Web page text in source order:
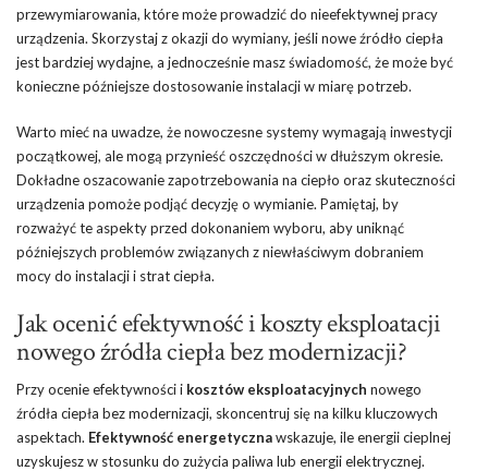
przewymiarowania, które może prowadzić do nieefektywnej pracy
urządzenia. Skorzystaj z okazji do wymiany, jeśli nowe źródło ciepła
jest bardziej wydajne, a jednocześnie masz świadomość, że może być
konieczne późniejsze dostosowanie instalacji w miarę potrzeb.
Warto mieć na uwadze, że nowoczesne systemy wymagają inwestycji
początkowej, ale mogą przynieść oszczędności w dłuższym okresie.
Dokładne oszacowanie zapotrzebowania na ciepło oraz skuteczności
urządzenia pomoże podjąć decyzję o wymianie. Pamiętaj, by
rozważyć te aspekty przed dokonaniem wyboru, aby uniknąć
późniejszych problemów związanych z niewłaściwym dobraniem
mocy do instalacji i strat ciepła.
Jak ocenić efektywność i koszty eksploatacji
nowego źródła ciepła bez modernizacji?
Przy ocenie efektywności i kosztów eksploatacyjnych nowego
źródła ciepła bez modernizacji, skoncentruj się na kilku kluczowych
aspektach. Efektywność energetycznawskazuje, ile energii cieplnej
uzyskujesz w stosunku do zużycia paliwa lub energii elektrycznej.